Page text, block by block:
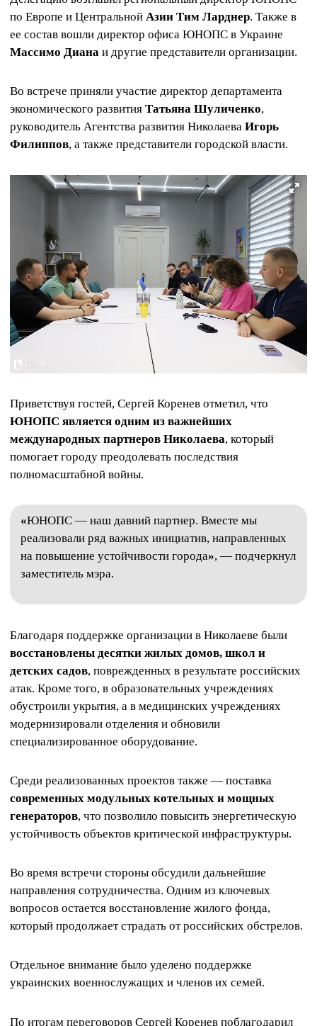
по Европе и Центральной Азии Тим Ларднер. Также в
ее состав вошли директор офиса ЮНОПС в Украине
Массимо Диана и другие представители организации.
Во встрече приняли участие директор департамента
экономического развития Татьяна Шуличенко,
руководитель Агентства развития Николаева Игорь
Филиппов, а также представители городской власти.
Приветствуя гостей, Сергей Коренев отметил, что
ЮНОПС является одним из важнейших
международных партнеров Николаева, который
помогает городу преодолевать последствия
полномасштабной войны.
«ЮНОПС — наш давний партнер. Вместе мы
реализовали ряд важных инициатив, направленных
на повышение устойчивости города», — подчеркнул
заместитель мэра.
Благодаря поддержке организации в Николаеве были
восстановлены десятки жилых домов, школ и
детских садов, поврежденных в результате российских
атак. Кроме того, в образовательных учреждениях
обустроили укрытия, а в медицинских учреждениях
модернизировали отделения и обновили
специализированное оборудование.
Среди реализованных проектов также — поставка
современных модульных котельных и мощных
генераторов, что позволило повысить энергетическую
устойчивость объектов критической инфраструктуры.
Во время встречи стороны обсудили дальнейшие
направления сотрудничества. Одним из ключевых
вопросов остается восстановление жилого фонда,
который продолжает страдать от российских обстрелов.
Отдельное внимание было уделено поддержке
украинских военнослужащих и членов их семей.
По итогам переговоров Сергей Коренев поблагодарил